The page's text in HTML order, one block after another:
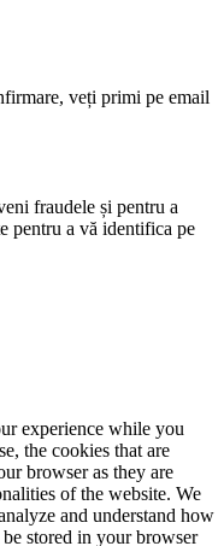
veți primi pe email
fraudele și pentru a
pentru a vă identifica pe
experience while you
the cookies that are
browser as they are
of the website. We
and understand how
stored in your browser